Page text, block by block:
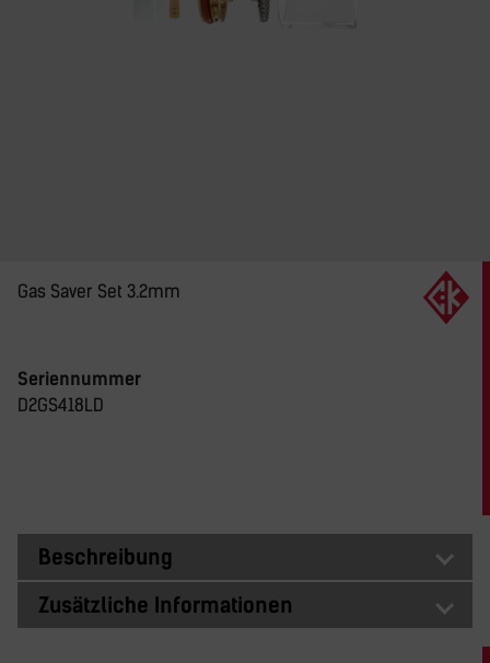
Gas Saver Set 3.2mm
Seriennummer
D2GS418LD
Beschreibung
Zusätzliche Informationen